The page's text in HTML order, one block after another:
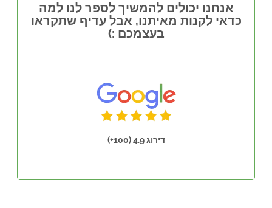
אנחנו יכולים להמשיך לספר לנו למה
כדאי לקנות מאיתנו, אבל עדיף שתקראו
בעצמכם :)
דירוג 4.9 (100+)